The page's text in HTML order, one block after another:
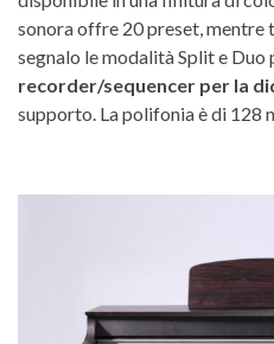
sonora offre 20 preset,
segnalo le modalità Split e Duo
recorder/sequencer per la
supporto. La polifonia è di 128